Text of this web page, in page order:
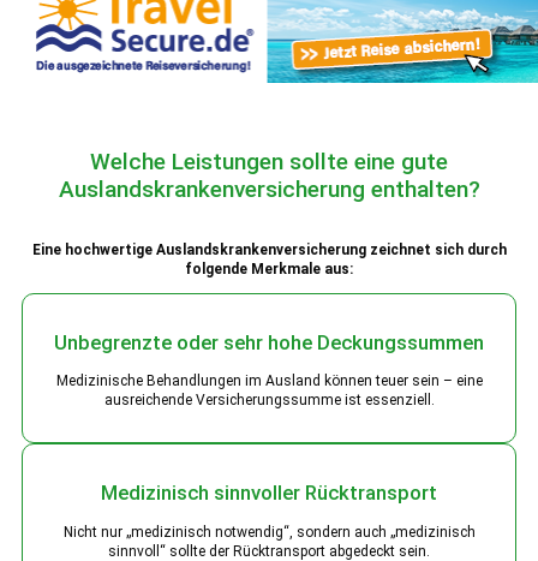
Welche Leistungen sollte eine gute
Auslandskrankenversicherung enthalten?
Eine hochwertige Auslandskrankenversicherung zeichnet sich durch
folgende Merkmale aus:
Unbegrenzte oder sehr hohe Deckungssummen
Medizinische Behandlungen im Ausland können teuer sein – eine
ausreichende Versicherungssumme ist essenziell.
Medizinisch sinnvoller Rücktransport
Nicht nur „medizinisch notwendig“, sondern auch „medizinisch
sinnvoll“ sollte der Rücktransport abgedeckt sein.